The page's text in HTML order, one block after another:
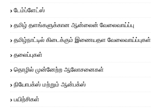
டேம்ப்ளேட்ஸ்
தமிழ் தளங்களுக்கான ஆன்லைன் வேலைவாய்ப்பு
தமிழ்நாட்டில் கிடைக்கும் இணையதள வேலைவாய்ப்புகள்
தலைப்புகள்
தொழில் முன்னேற்ற ஆலோசனைகள்
நியோபக்ஸ் மற்றும் ஆன்பக்ஸ்
பயிற்சிகள்